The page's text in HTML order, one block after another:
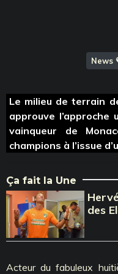
News
Le milieu de terrain
approuve
vainqueur de
champions à l’issue
Ça fait la Une
des
Acteur du fabuleux